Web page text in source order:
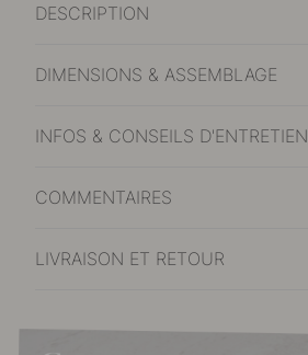
DESCRIPTION
DIMENSIONS & ASSEMBLAGE
INFOS & CONSEILS D'ENTRETIEN
COMMENTAIRES
LIVRAISON ET RETOUR